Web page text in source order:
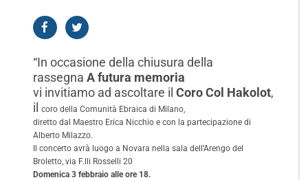
“In occasione della chiusura della
rassegna A futura memoria
vi invitiamo ad ascoltare il Coro Col Hakolot,
il
coro della Comunità Ebraica di Milano,
diretto dal Maestro Erica Nicchio e con la partecipazione di
Alberto Milazzo.
Il concerto avrà luogo a Novara nella sala dell’Arengo del
Broletto, via F.lli Rosselli 20
Domenica 3 febbraio alle ore 18.